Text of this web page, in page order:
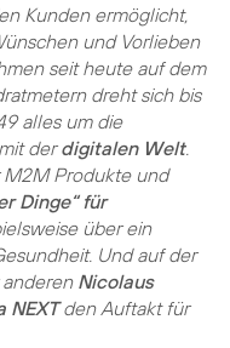
Kunden ermöglicht,
und Vorlieben
seit heute auf dem
dreht sich bis
alles um die
derdigitalen Welt.
Produkte und
Dinge“ für
über ein
Und auf der
Nicolaus
NEXTden Auftakt für